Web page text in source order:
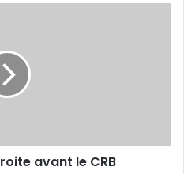
avant le CRB